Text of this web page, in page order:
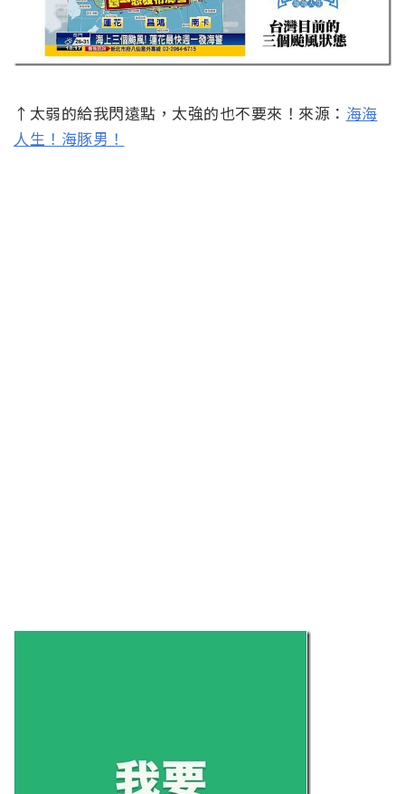
↑太弱的給我閃遠點，太強的也不要來！來源： 海海
人生！海豚男！